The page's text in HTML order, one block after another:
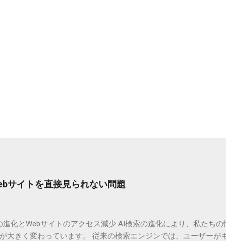
サイトを直接見られない問題
進化とWebサイトのアクセス減少 AI検索の進化により、私たちの
大きく変わっています。 従来の検索エンジンでは、ユーザーが